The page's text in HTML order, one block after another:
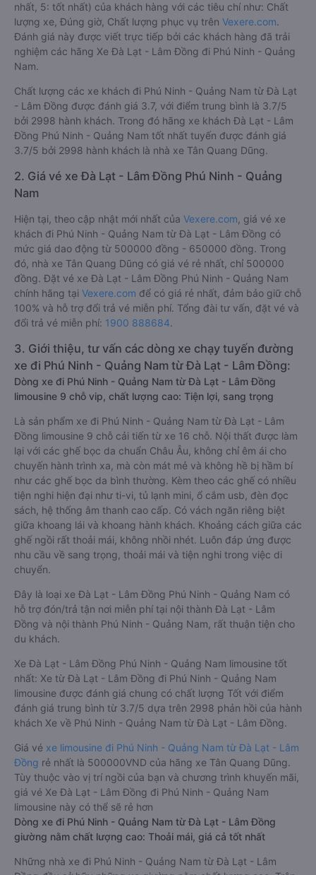
nhất, 5: tốt nhất) của khách hàng với các tiêu chí như: Chất
lượng xe, Đúng giờ, Chất lượng phục vụ trên Vexere.com.
Đánh giá này được viết trực tiếp bởi các khách hàng đã trải
nghiệm các hãng Xe Đà Lạt - Lâm Đồng đi Phú Ninh - Quảng
Nam.
Chất lượng các xe khách đi Phú Ninh - Quảng Nam từ Đà Lạt
- Lâm Đồng được đánh giá 3.7, với điểm trung bình là 3.7/5
bởi 2998 hành khách. Trong đó hãng xe khách Đà Lạt - Lâm
Đồng Phú Ninh - Quảng Nam tốt nhất tuyến được đánh giá
3.7/5 bởi 2998 hành khách là nhà xe Tân Quang Dũng.
2. Giá vé xe Đà Lạt - Lâm Đồng Phú Ninh - Quảng
Nam
Hiện tại, theo cập nhật mới nhất của Vexere.com , giá vé xe
khách đi Phú Ninh - Quảng Nam từ Đà Lạt - Lâm Đồng có
mức giá dao động từ 500000 đồng - 650000 đồng. Trong
đó, nhà xe Tân Quang Dũng có giá vé rẻ nhất, chỉ 500000
đồng. Đặt vé xe Đà Lạt - Lâm Đồng Phú Ninh - Quảng Nam
chính hãng tại Vexere.com để có giá rẻ nhất, đảm bảo giữ chỗ
100% và hỗ trợ đổi trả vé miễn phí. Tổng đài tư vấn, đặt vé và
đổi trả vé miễn phí: 1900 888684.
3. Giới thiệu, tư vấn các dòng xe chạy tuyến đường
xe đi Phú Ninh - Quảng Nam từ Đà Lạt - Lâm Đồng:
Dòng xe đi Phú Ninh - Quảng Nam từ Đà Lạt - Lâm Đồng
limousine 9 chỗ vip, chất lượng cao: Tiện lợi, sang trọng
Là sản phẩm xe đi Phú Ninh - Quảng Nam từ Đà Lạt - Lâm
Đồng limousine 9 chỗ cải tiến từ xe 16 chỗ. Nội thất được làm
lại với các ghế bọc da chuẩn Châu Âu, không chỉ êm ái cho
chuyến hành trình xa, mà còn mát mẻ và không hề bị hầm bí
như các ghế bọc da bình thường. Kèm theo các ghế có nhiều
tiện nghi hiện đại như ti-vi, tủ lạnh mini, ổ cắm usb, đèn đọc
sách, hệ thống âm thanh cao cấp. Có vách ngăn riêng biệt
giữa khoang lái và khoang hành khách. Khoảng cách giữa các
ghế ngồi rất thoải mái, không nhồi nhét. Luôn đáp ứng được
nhu cầu về sang trọng, thoải mái và tiện nghi trong việc di
chuyển.
Đây là loại xe Đà Lạt - Lâm Đồng Phú Ninh - Quảng Nam có
hỗ trợ đón/trả tận nơi miễn phí tại nội thành Đà Lạt - Lâm
Đồng và nội thành Phú Ninh - Quảng Nam, rất thuận tiện cho
du khách.
Xe Đà Lạt - Lâm Đồng Phú Ninh - Quảng Nam limousine tốt
nhất: Xe từ Đà Lạt - Lâm Đồng đi Phú Ninh - Quảng Nam
limousine được đánh giá chung có chất lượng Tốt với điểm
đánh giá trung bình từ 3.7/5 dựa trên 2998 phản hồi của hành
khách Xe về Phú Ninh - Quảng Nam từ Đà Lạt - Lâm Đồng.
Giá vé xe limousine đi Phú Ninh - Quảng Nam từ Đà Lạt - Lâm
Đồng rẻ nhất là 500000VND của hãng xe Tân Quang Dũng.
Tùy thuộc vào vị trí ngồi của bạn và chương trình khuyến mãi,
giá vé Xe Đà Lạt - Lâm Đồng đi Phú Ninh - Quảng Nam
limousine này có thể sẽ rẻ hơn
Dòng xe đi Phú Ninh - Quảng Nam từ Đà Lạt - Lâm Đồng
giường nằm chất lượng cao: Thoải mái, giá cả tốt nhất
Những nhà xe đi Phú Ninh - Quảng Nam từ Đà Lạt - Lâm